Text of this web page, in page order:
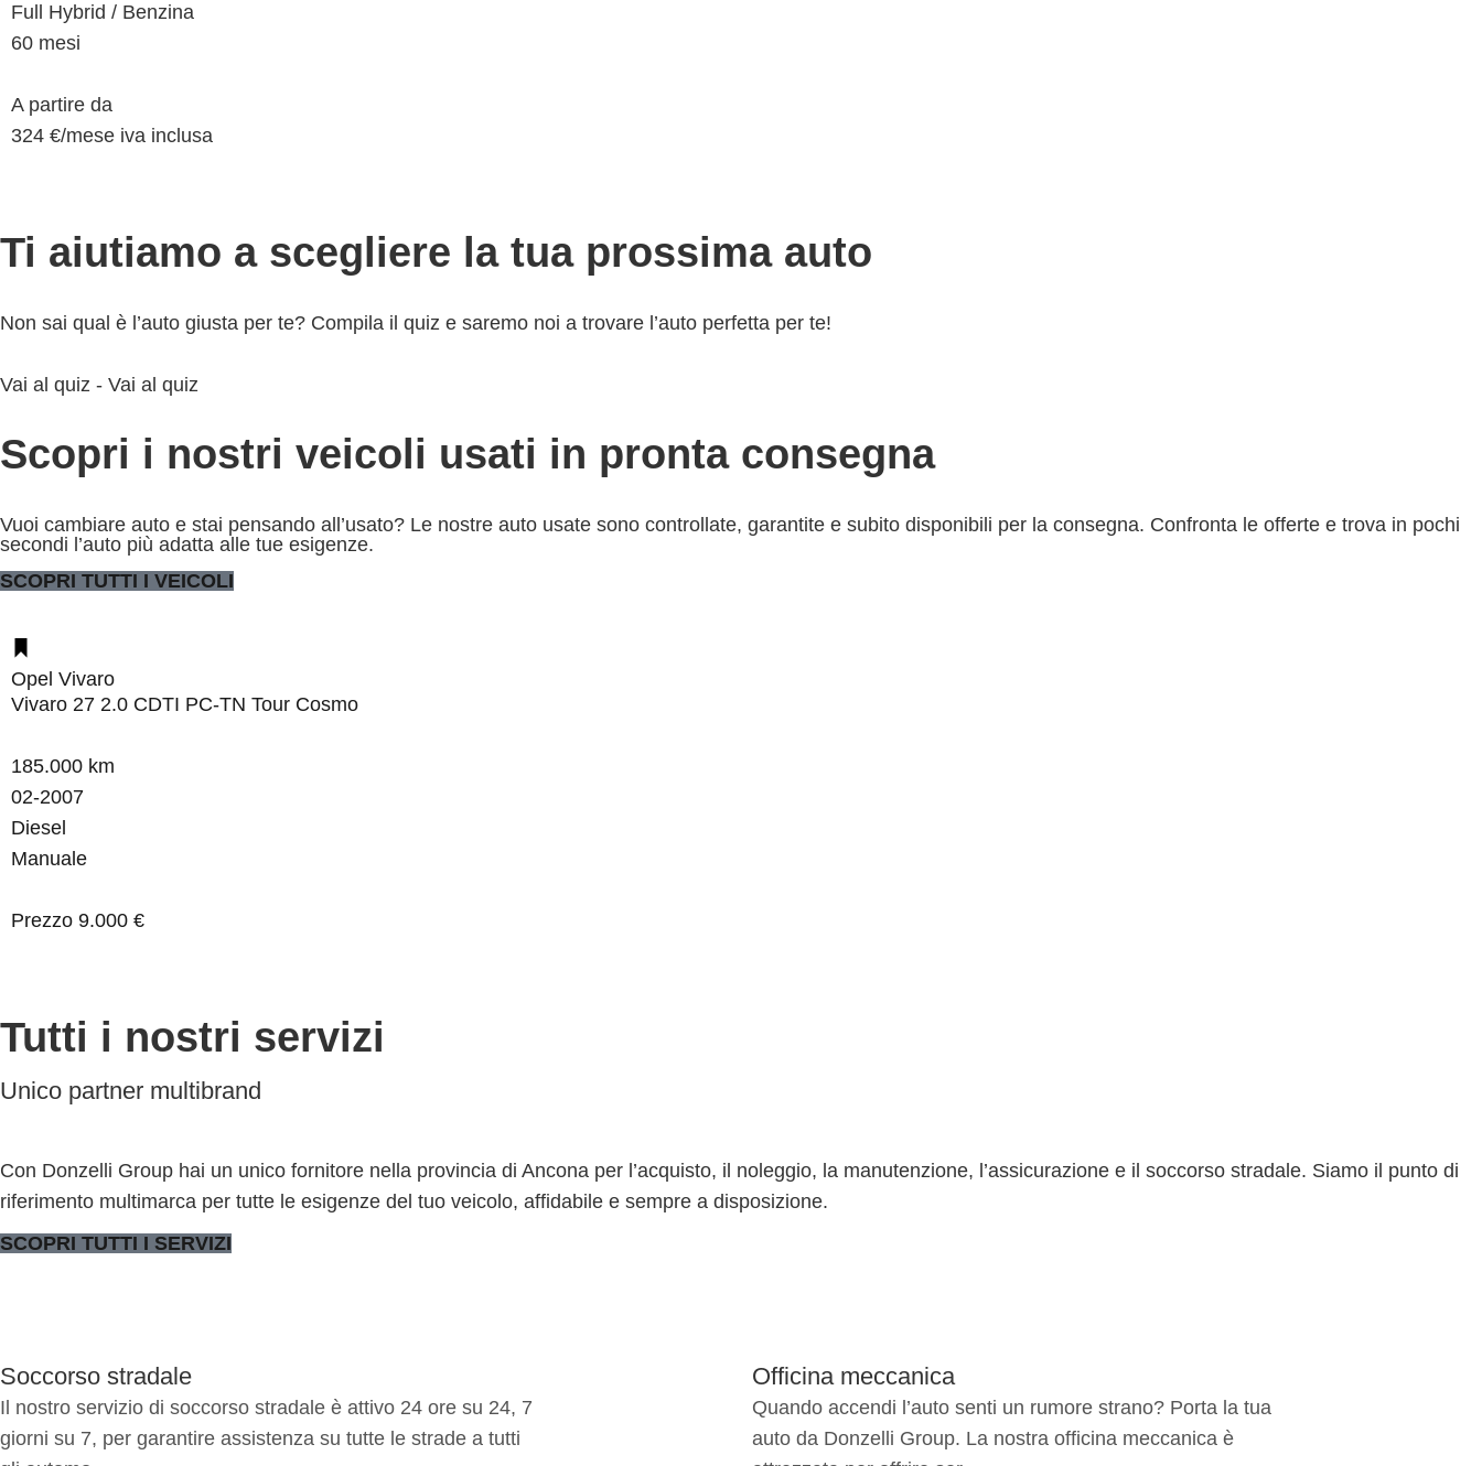
Full Hybrid / Benzina
60 mesi
A partire da
324 €/mese iva inclusa
Ti aiutiamo a scegliere la tua prossima auto
Non sai qual è l’auto giusta per te? Compila il quiz e saremo noi a trovare l’auto perfetta per te!
Vai al quiz - Vai al quiz
Scopri i nostri veicoli usati in pronta consegna
Vuoi cambiare auto e stai pensando all’usato? Le nostre auto usate sono controllate, garantite e subito disponibili per la consegna. Confronta le offerte e trova in pochi
secondi l’auto più adatta alle tue esigenze.
SCOPRI TUTTI I VEICOLI
Opel Vivaro
Vivaro 27 2.0 CDTI PC-TN Tour Cosmo
185.000 km
02-2007
Diesel
Manuale
Prezzo 9.000 €
Tutti i nostri servizi
Unico partner multibrand
Con Donzelli Group hai un unico fornitore nella provincia di Ancona per l’acquisto, il noleggio, la manutenzione, l’assicurazione e il soccorso stradale. Siamo il punto di
riferimento multimarca per tutte le esigenze del tuo veicolo, affidabile e sempre a disposizione.
SCOPRI TUTTI I SERVIZI
Soccorso stradale
Il nostro servizio di soccorso stradale è attivo 24 ore su 24, 7
giorni su 7, per garantire assistenza su tutte le strade a tutti
Officina meccanica
Quando accendi l’auto senti un rumore strano? Porta la tua
auto da Donzelli Group. La nostra officina meccanica è